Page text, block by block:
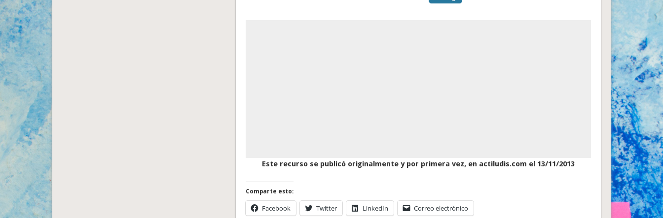
Este recurso se publicó originalmente y por primera vez, en actiludis.com el 13/11/2013
Comparte esto:
Facebook Twitter LinkedIn Correo electrónico